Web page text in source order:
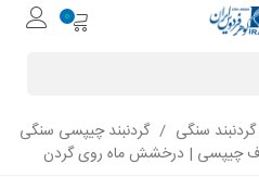
0
گردنبند سنگی / گردنبند چیپسی سنگی
چیپسی | درخشش ماه روی گردن